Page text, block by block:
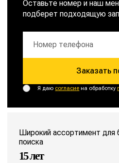
Оставьте номер и наш
подберет подходящую
Заказать
Я даю согласие на обработку
Широкий ассортимент для
поиска
15 лет